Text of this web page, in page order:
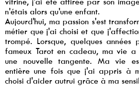
n'étais alors qu'une enfant.
Aujourd'hui, ma passion s'est
métier que j'ai choisi et que
trompé. Lorsque, quelques
fameux Tarot en cadeau, ma vie a
une nouvelle tangente. Ma vie
entière une fois que j'ai appris à
choisi d'aider autrui grâce à ma